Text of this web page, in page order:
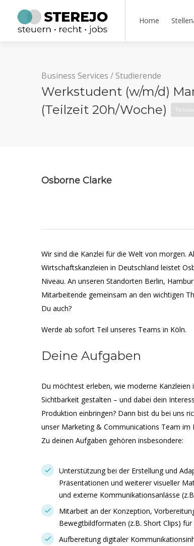
Home
Business Services / Studierende
Werkstudent (w/m/d)
(Teilzeit 20h/Woche)
Osborne Clarke
Wir sind die Kanzlei für die Welt von morgen.
Wirtschaftskanzleien in Deutschland leistet
Niveau. An unseren Standorten Berlin,
Mitarbeitende gemeinsam an den wichtigen
Du auch?
Werde ab sofort Teil unseres Teams in Köln.
Deine Aufgaben
Du möchtest erleben, wie moderne
Sichtbarkeit gestalten – und dabei dein
Produktion einbringen? Dann bist du bei uns
unser Marketing & Communications Team
Zu deinen Aufgaben gehören insbesondere:
Unterstützung bei der Erstellung und
Präsentationen und weiterer visueller
und externe Kommunikationsanlässe
Mitarbeit an der Konzeption,
Bewegtbildformaten (z.B. Short Clips)
Aufbereitung digitaler